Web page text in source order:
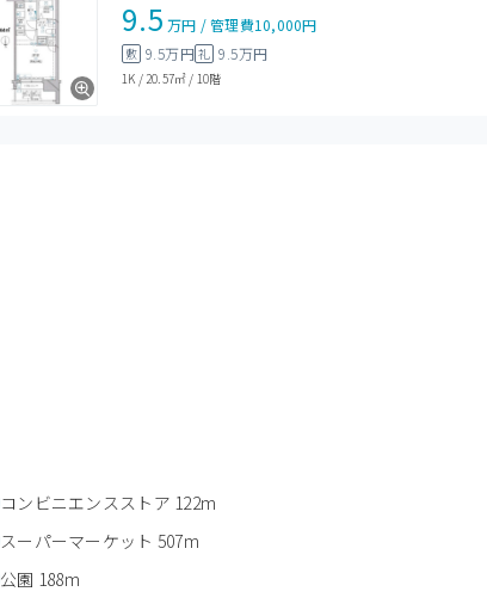
9.5 万円 /管理費10,000円
敷 9.5万円礼 9.5万円
1K / 20.57㎡ / 10階
コンビニエンスストア 122m
スーパーマーケット 507m
公園 188m